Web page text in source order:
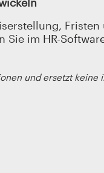
Sie im HR-
und ersetzt keine